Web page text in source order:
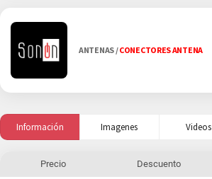
ANTENAS/CONECTORES ANTENA
Información Imagenes Videos
Precio Descuento